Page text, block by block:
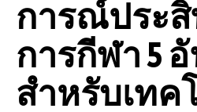
การณ์ประ
การกีฬา 5
สำหรับเทค